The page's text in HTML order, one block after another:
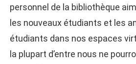
personnel de la bibliothèque
les nouveaux étudiants et les
étudiants dans nos espaces
la plupart d’entre nous ne